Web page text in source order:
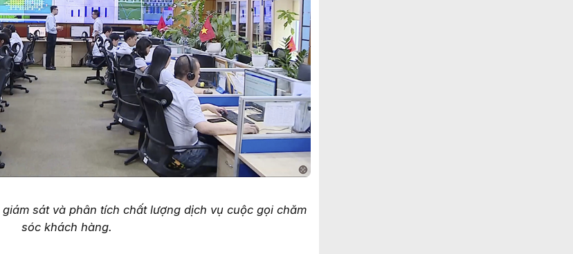
sát và phân tích chất lượng dịch vụ cuộc gọi chăm
sóc khách hàng.